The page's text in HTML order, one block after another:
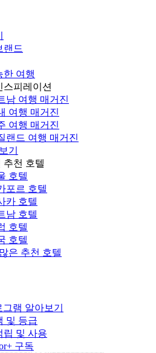
랜드
한 여행
스피레이션
남 여행 매거진
여행 매거진
여행 매거진
랜드 여행 매거진
기
추천 호텔
호텔
포르 호텔
카 호텔
남 호텔
호텔
호텔
은 추천 호텔
램 알아보기
및 등급
립 및 사용
구독